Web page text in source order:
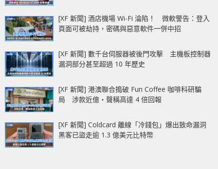
[XF 新聞] 酒店機場 Wi-Fi 淪陷！ 微軟警告：登入
頁面可被劫持，密碼與惡意軟件一併中招
[XF 新聞] 數千台伺服器被後門攻擊 主機板控制器
漏洞部分甚至超過 10 年歷史
[XF 新聞] 港澳聯合搗破 Fun Coffee 咖啡科研騙
局 涉款近億‧聲稱高達 4 倍回報
[XF 新聞] Coldcard 離線「冷錢包」爆出致命漏洞
黑客已盜走逾 1.3 億美元比特幣